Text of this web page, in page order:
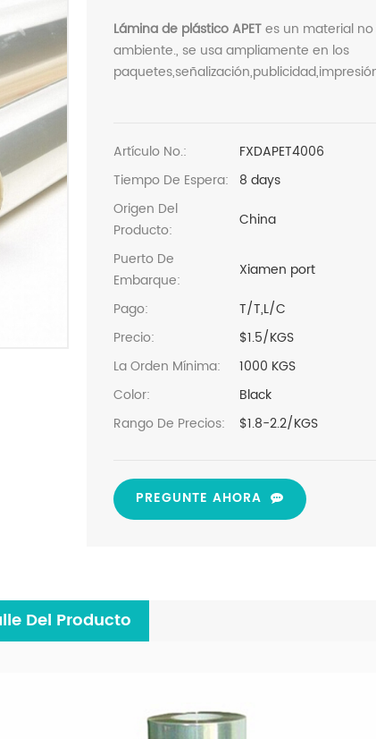
Lámina de plástico APETes un material
ambiente., se usa ampliamente en los
Artículo No.:
FXDAPET4006
Tiempo De Espera:
8 days
Origen Del
Producto:
China
Puerto De
Embarque:
Xiamen port
Pago:
T/T,L/C
Precio:
$1.5/KGS
La Orden Mínima:
1000 KGS
Color:
Black
Rango De Precios:
$1.8-2.2/KGS
PREGUNTE AHORA
Del Producto